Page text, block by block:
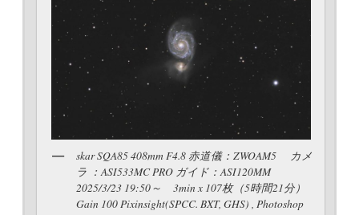
skar SQA85 408mm F4.8 赤道儀：ZWOAM5 カメ
ラ ：ASI533MC PRO ガイド：ASI120MM
2025/3/23 19:50～ 3min x 107枚（5時間21分）
Gain 100 Pixinsight(SPCC. BXT, GHS) , Photoshop